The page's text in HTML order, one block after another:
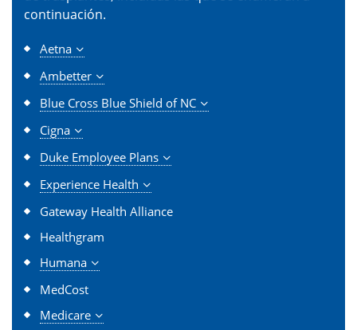
continuación.
Aetna
Ambetter
Blue Cross Blue Shield of NC
Cigna
Duke Employee Plans
Experience Health
Gateway Health Alliance
Healthgram
Humana
MedCost
Medicare